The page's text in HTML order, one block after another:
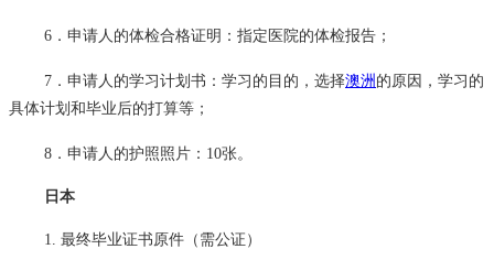
6．申请人的体检合格证明：指定医院的体检报告；
7．申请人的学习计划书：学习的目的，选择澳洲 的原因，学习的
具体计划和毕业后的打算等；
8．申请人的护照照片：10张。
日本
1. 最终毕业证书原件（需公证）